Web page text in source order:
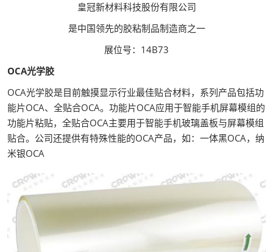
皇冠新材料科技股份有限公司
是中国领先的胶粘制品制造商之一
展位号：14B73
OCA光学胶
OCA光学胶是目前触摸显示行业最佳贴合材料，系列产品包括功
能片OCA、全贴合OCA。功能片OCA应用于智能手机屏幕模组的
功能片粘贴，全贴合OCA主要用于智能手机玻璃盖板与屏幕模组
贴合。公司还提供有特殊性能的OCA产品，如：一体黑OCA，纳
米银OCA